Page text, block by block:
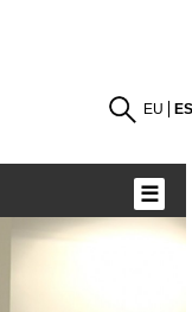
EU
☰